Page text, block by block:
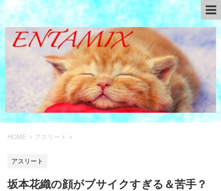
HOME > アスリート >
アスリート
坂本花織の顔がブサイクすぎる＆苦手？